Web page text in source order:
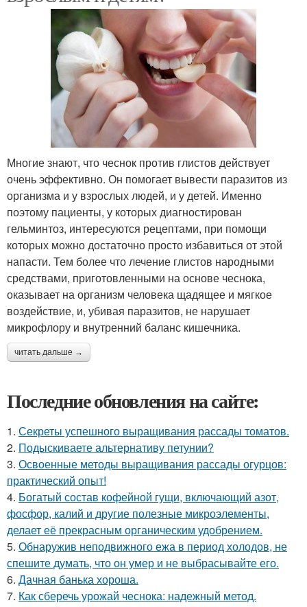
Многие знают, что чеснок против глистов действует
очень эффективно. Он помогает вывести паразитов из
организма и у взрослых людей, и у детей. Именно
поэтому пациенты, у которых диагностирован
гельминтоз, интересуются рецептами, при помощи
которых можно достаточно просто избавиться от этой
напасти. Тем более что лечение глистов народными
средствами, приготовленными на основе чеснока,
оказывает на организм человека щадящее и мягкое
воздействие, и, убивая паразитов, не нарушает
микрофлору и внутренний баланс кишечника.
читать дальше →
Последние обновления на сайте:
1. Секреты успешного выращивания рассады томатов.
2. Подыскиваете альтернативу петунии?
3. Освоенные методы выращивания рассады огурцов:
практический опыт!
4. Богатый состав кофейной гущи, включающий азот,
фосфор, калий и другие полезные микроэлементы,
делает её прекрасным органическим удобрением.
5. Обнаружив неподвижного ежа в период холодов, не
спешите думать, что он умер и не выбрасывайте его.
6. Дачная банька хороша.
7. Как сберечь урожай чеснока: надежный метод.